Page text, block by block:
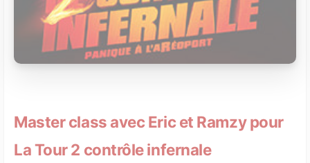
Master class avec Eric et Ramzy pour
La Tour 2 contrôle infernale